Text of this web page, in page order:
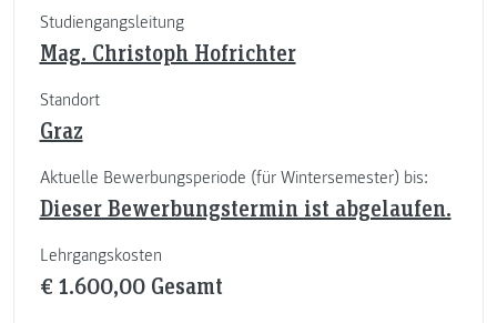
Studiengangsleitung
Mag. Christoph Hofrichter
Standort
Graz
Aktuelle Bewerbungsperiode (für Wintersemester) bis:
Dieser Bewerbungstermin ist abgelaufen.
Lehrgangskosten
€ 1.600,00 Gesamt